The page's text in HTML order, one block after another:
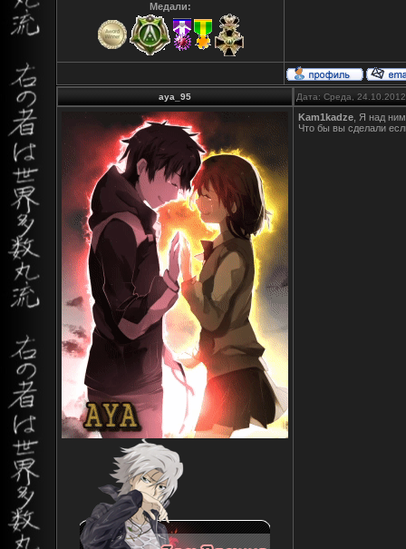
Медали:
aya_95 Дата: Среда,
Kam1kadze , Я над
Что бы вы сделали